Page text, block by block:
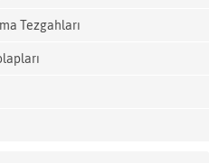
Tezgahları